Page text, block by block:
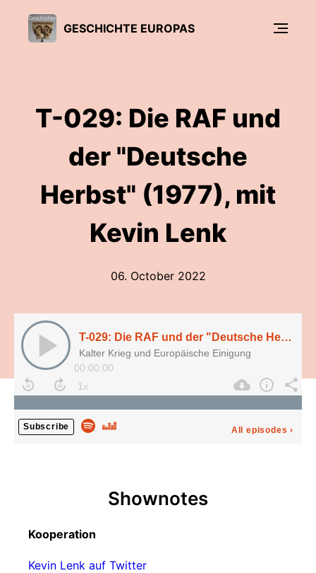
GESCHICHTE EUROPAS
T-029: Die RAF und
der "Deutsche
Herbst" (1977), mit
Kevin Lenk
06. October 2022
T-029: Die RAF und der "Deutsche Herbst" (1977), mit Kevin Lenk
Kalter Krieg und Europäische Einigung
00:00:00
Subscribe All episodes ›
Shownotes
Kooperation
Kevin Lenk auf Twitter